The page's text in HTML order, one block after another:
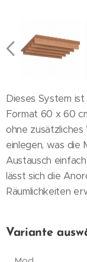
Dieses System
Format 60 x 60
ohne
einlegen, was die
Austausch
lässt sich die
Räumlichkeiten
Variante